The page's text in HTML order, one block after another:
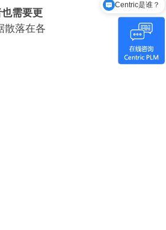
需要更
散落在各
有哪些功能模块？